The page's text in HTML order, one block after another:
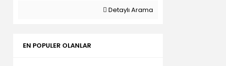
Detaylı Arama
EN POPULER OLANLAR